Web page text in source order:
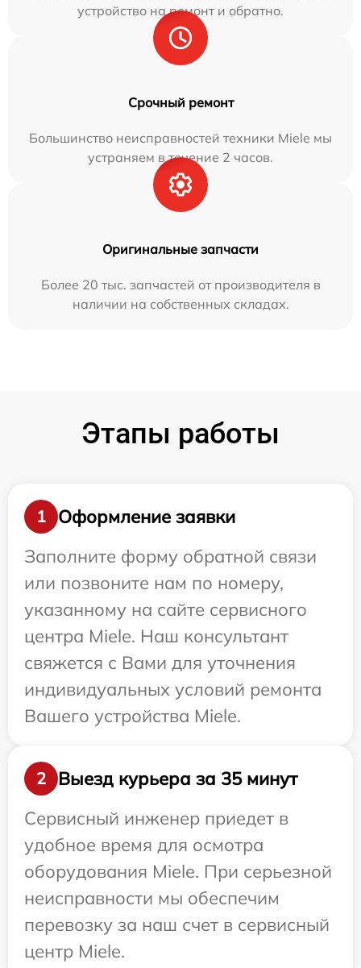
устройство на ремонт и обратно.
Срочный ремонт
Большинство неисправностей техники Miele мы
устраняем в течение 2 часов.
Оригинальные запчасти
Более 20 тыс. запчастей от производителя в
наличии на собственных складах.
Этапы работы
1
Оформление заявки
Заполните форму обратной связи
или позвоните нам по номеру,
указанному на сайте сервисного
центра Miele. Наш консультант
свяжется с Вами для уточнения
индивидуальных условий ремонта
Вашего устройства Miele.
2
Выезд курьера за 35 минут
Сервисный инженер приедет в
удобное время для осмотра
оборудования Miele. При серьезной
неисправности мы обеспечим
перевозку за наш счет в сервисный
центр Miele.